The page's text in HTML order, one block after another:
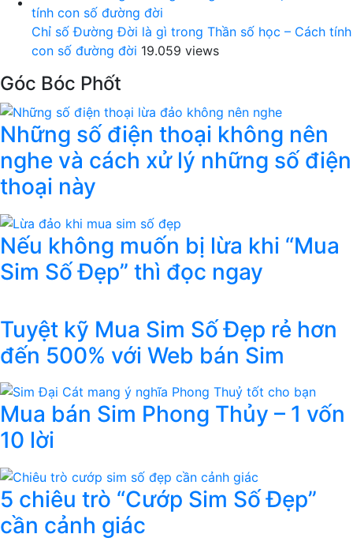
Chỉ số Đường Đời là gì trong Thần số học – Cách tính
con số đường đời 19.059 views
Góc Bóc Phốt
Những số điện thoại không nên
nghe và cách xử lý những số điện
thoại này
Nếu không muốn bị lừa khi “Mua
Sim Số Đẹp” thì đọc ngay
Tuyệt kỹ Mua Sim Số Đẹp rẻ hơn
đến 500% với Web bán Sim
Mua bán Sim Phong Thủy – 1 vốn
10 lời
5 chiêu trò “Cướp Sim Số Đẹp”
cần cảnh giác